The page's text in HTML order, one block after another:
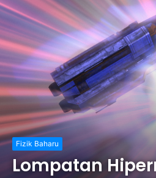
Fizik Baharu
Lompatan